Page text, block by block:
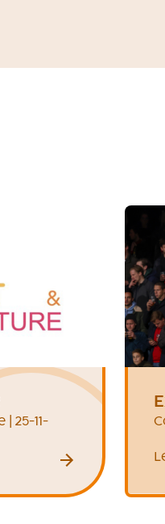
25-11-